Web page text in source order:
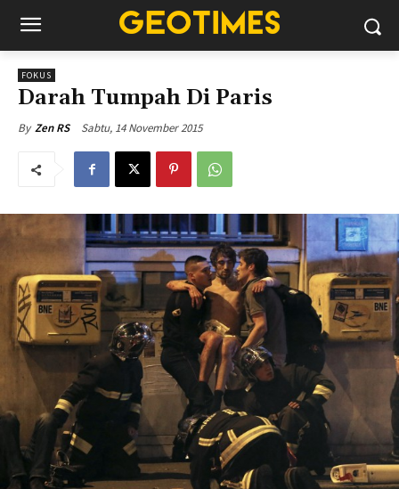
FOKUS
Darah Tumpah Di Paris
By Zen RS Sabtu, 14 November 2015